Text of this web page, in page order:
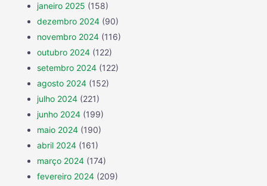
janeiro 2025 (158)
dezembro 2024 (90)
novembro 2024 (116)
outubro 2024 (122)
setembro 2024 (122)
agosto 2024 (152)
julho 2024 (221)
junho 2024 (199)
maio 2024 (190)
abril 2024 (161)
março 2024 (174)
fevereiro 2024 (209)